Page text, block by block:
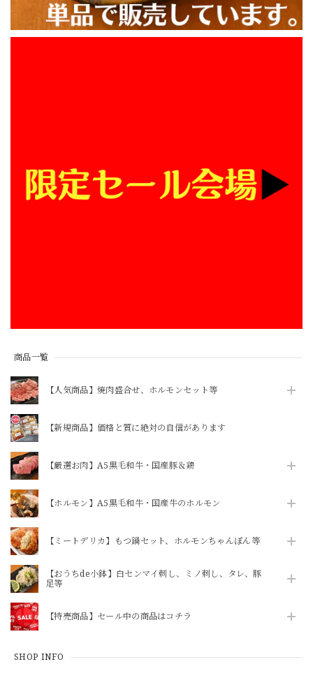
商品一覧
【人気商品】焼肉盛合せ、ホルモンセット等
【新規商品】価格と質に絶対の自信があります
【厳選お肉】A5黒毛和牛・国産豚＆鶏
【ホルモン】A5黒毛和牛・国産牛のホルモン
【ミートデリカ】もつ鍋セット、ホルモンちゃんぽん等
【おうちde小鉢】白センマイ刺し、ミノ刺し、タレ、豚
足等
【特売商品】セール中の商品はコチラ
SHOP INFO